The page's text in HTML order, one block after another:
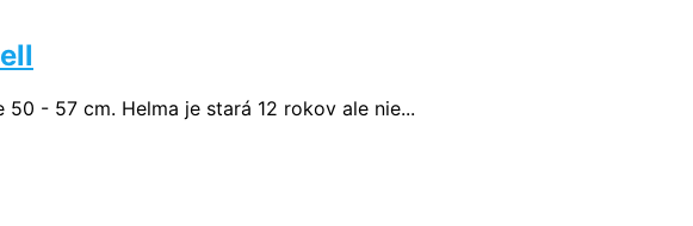
- 57 cm. Helma je stará 12 rokov ale nie...